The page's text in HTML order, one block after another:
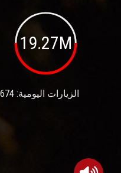
19.27M
الزيارات اليومية: 674